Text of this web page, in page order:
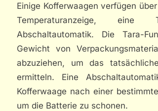
Einige Kofferwaagen verfügen
Temperaturanzeige, eine
Abschaltautomatik. Die Tara-
Gewicht von
abzuziehen, um das
ermitteln. Eine
Kofferwaage nach einer
um die Batterie zu schonen.